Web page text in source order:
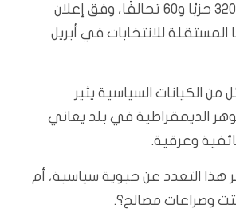
تسجيل أكثر من 320 حزبًا و60 تحالفًا، وفق إعلان
المستقلة للانتخابات في أبريل
من الكيانات السياسية يثير
الديمقراطية في بلد يعاني
وعرقية.
هذا التعدد عن حيوية سياسية، أم
وصراعات مصالح؟.